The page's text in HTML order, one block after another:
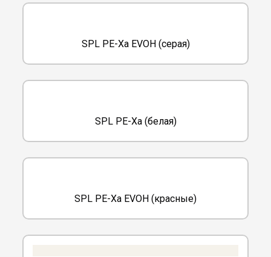
SPL PE-Xa EVOH (серая)
SPL PE-Xa (белая)
SPL PE-Xa EVOH (красные)